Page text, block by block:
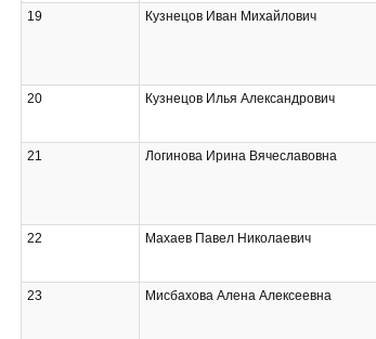
19
Кузнецов Иван Михайлович
20 Кузнецов Илья Александрович
21 Логинова Ирина Вячеславовна
22
Махаев Павел Николаевич
23 Мисбахова Алена Алексеевна